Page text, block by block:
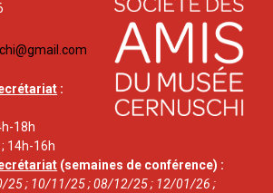
:
18h
14h-16h
(semaines de conférence) :
25 ; 10/11/25 ; 08/12/25 ; 12/01/26 ;